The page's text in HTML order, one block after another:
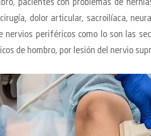
pacientes con problemas de
dolor articular, sacroilíaca,
nervios periféricos como lo son las
de hombro, por lesión del nervio